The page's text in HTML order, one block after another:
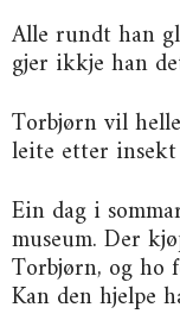
Alle rundt han
gjer ikkje han
Torbjørn vil
leite etter
Ein dag i
museum. Der
Torbjørn, og ho
Kan den hjelpe